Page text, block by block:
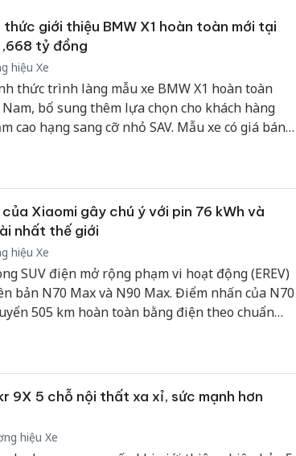
thức giới thiệu BMW X1 hoàn toàn mới tại
tỷ đồng
hiệu Xe
thức trình làng mẫu xe BMW X1 hoàn toàn
bổ sung thêm lựa chọn cho khách hàng
cao hạng sang cỡ nhỏ SAV. Mẫu xe có giá bán
Xiaomi gây chú ý với pin 76 kWh và
nhất thế giới
hiệu Xe
SUV điện mở rộng phạm vi hoạt động (EREV)
bản N70 Max và N90 Max. Điểm nhấn của N70
505 km hoàn toàn bằng điện theo chuẩn
9X 5 chỗ nội thất xa xỉ, sức mạnh hơn
hiệu Xe
Cà Mau: Tiêu hủy